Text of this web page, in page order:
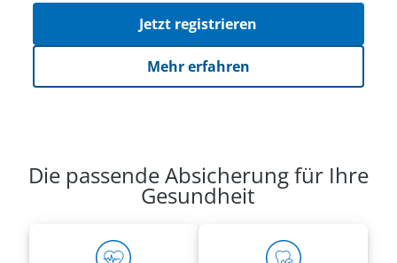
Jetzt registrieren
Mehr erfahren
Die passende Absicherung für Ihre
Gesundheit